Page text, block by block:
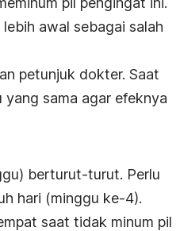
awal sebagai salah
petunjuk dokter. Saat
yang sama agar efeknya
berturut-turut. Perlu
hari (minggu ke-4).
saat tidak minum pil